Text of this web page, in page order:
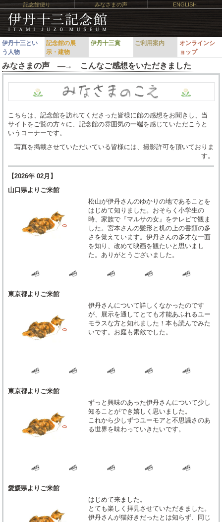
ENGLISH
記念館便り みなさまの声
伊丹十三とい
う人物
記念館の展
示・建物
伊丹十三賞 ご利用案内
オンラインシ
ョップ
みなさまの声 ―→ こんなご感想をいただきました
こちらは、記念館を訪れてくださった皆様に館の感想をお聞きし、当
サイトをご覧の方々に、記念館の雰囲気の一端を感じていただこうと
いうコーナーです。
写真を掲載させていただいている皆様には、撮影許可を頂いておりま
す。
【2026年 02月】
山口県よりご来館
松山が伊丹さんのゆかりの地であることを
はじめて知りました。おそらく小学生の
時、家族で『マルサの女』をテレビで観ま
した。宮本さんの髪形と机の上の書類の多
さを覚えています。伊丹さんの多才な一面
を知り、改めて映画を観たいと思いまし
た。ありがとうございました。
東京都よりご来館
伊丹さんについて詳しくなかったのです
が、展示を通してとても才能あふれるユー
モラスな方と知れました！本も読んでみた
いです。お庭も素敵でした。
東京都よりご来館
ずっと興味のあった伊丹さんについて少し
知ることができ嬉しく思いました。
これから少しずつユーモアと不思議さのあ
る世界を味わっていきたいです。
愛媛県よりご来館
はじめて来ました。
とても楽しく拝見させていただきました。
伊丹さんが猫好きだったとは知らず、同じ